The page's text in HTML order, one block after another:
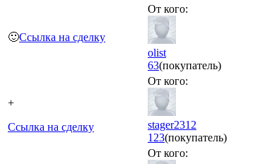
🙂Ссылка на сделку
От кого:
olist
63(покупатель)
+
Ссылка на сделку
От кого:
stager2312
123(покупатель)
От кого: